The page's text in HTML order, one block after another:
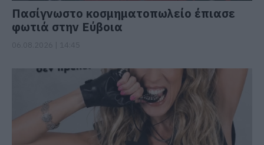
Πασίγνωστο κοσμηματοπωλείο έπιασε
φωτιά στην Εύβοια